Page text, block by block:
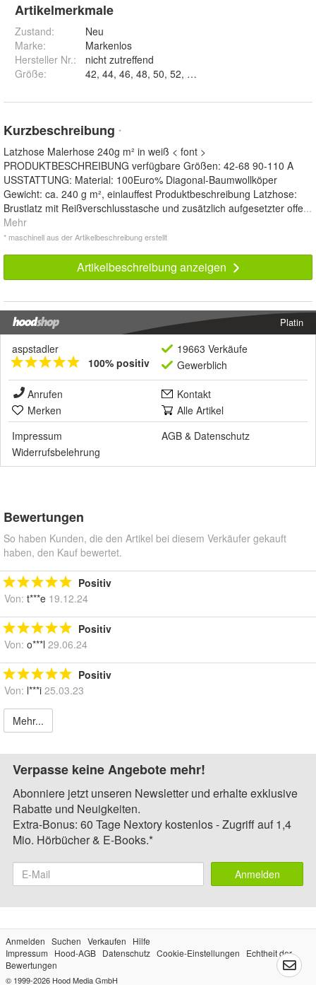
Artikelmerkmale
Zustand:
Neu
Marke:
Markenlos
Hersteller Nr.:
nicht zutreffend
Größe:
Kurzbeschreibung *
Latzhose Malerhose 240g m² in weiß < font >
PRODUKTBESCHREIBUNG verfügbare Größen: 42-68 90-110 A
USSTATTUNG: Material: 100Euro% Diagonal-Baumwollköper
Gewicht: ca. 240 g m², einlauffest Produktbeschreibung Latzhose:
Brustlatz mit Reißverschlusstasche und zusätzlich aufgesetzter offe...
Mehr
* maschinell aus der Artikelbeschreibung erstellt
Artikelbeschreibung anzeigen
Platin
aspstadler
100% positiv
19663 Verkäufe
Gewerblich
Anrufen
Kontakt
Merken
Alle Artikel
Impressum
AGB & Datenschutz
Widerrufsbelehrung
Bewertungen
So haben Kunden, die den Artikel bei diesem Verkäufer gekauft
haben, den Kauf bewertet.
Positiv
Von: t***e 19.12.24
Positiv
Von: o***l 29.06.24
Positiv
Von: l***i 25.03.23
Mehr...
Verpasse keine Angebote mehr!
Abonniere jetzt unseren Newsletter und erhalte exklusive
Rabatte und Neuigkeiten.
Extra-Bonus: 60 Tage Nextory kostenlos - Zugriff auf 1,4
Mio. Hörbücher & E-Books.*
Anmelden
Anmelden Suchen Verkaufen
Hilfe
Impressum
Hood-AGB Datenschutz Cookie-Einstellungen
Echtheit der
Bewertungen
© 1999-2026 Hood Media GmbH